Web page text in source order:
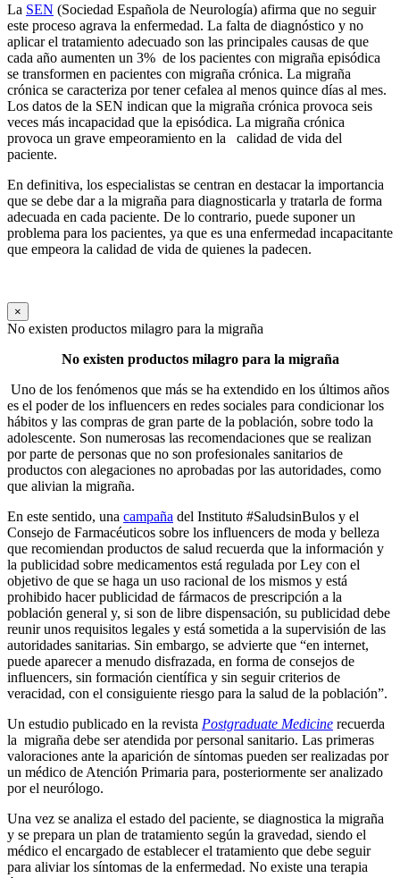
La SEN (Sociedad Española de Neurología) afirma que no seguir
este proceso agrava la enfermedad. La falta de diagnóstico y no
aplicar el tratamiento adecuado son las principales causas de que
cada año aumenten un 3% de los pacientes con migraña episódica
se transformen en pacientes con migraña crónica. La migraña
crónica se caracteriza por tener cefalea al menos quince días al mes.
Los datos de la SEN indican que la migraña crónica provoca seis
veces más incapacidad que la episódica. La migraña crónica
provoca un grave empeoramiento en la calidad de vida del
paciente.
En definitiva, los especialistas se centran en destacar la importancia
que se debe dar a la migraña para diagnosticarla y tratarla de forma
adecuada en cada paciente. De lo contrario, puede suponer un
problema para los pacientes, ya que es una enfermedad incapacitante
que empeora la calidad de vida de quienes la padecen.
×
No existen productos milagro para la migraña
No existen productos milagro para la migraña
Uno de los fenómenos que más se ha extendido en los últimos años
es el poder de los influencers en redes sociales para condicionar los
hábitos y las compras de gran parte de la población, sobre todo la
adolescente. Son numerosas las recomendaciones que se realizan
por parte de personas que no son profesionales sanitarios de
productos con alegaciones no aprobadas por las autoridades, como
que alivian la migraña.
En este sentido, una campaña del Instituto #SaludsinBulos y el
Consejo de Farmacéuticos sobre los influencers de moda y belleza
que recomiendan productos de salud recuerda que la información y
la publicidad sobre medicamentos está regulada por Ley con el
objetivo de que se haga un uso racional de los mismos y está
prohibido hacer publicidad de fármacos de prescripción a la
población general y, si son de libre dispensación, su publicidad debe
reunir unos requisitos legales y está sometida a la supervisión de las
autoridades sanitarias. Sin embargo, se advierte que “en internet,
puede aparecer a menudo disfrazada, en forma de consejos de
influencers, sin formación científica y sin seguir criterios de
veracidad, con el consiguiente riesgo para la salud de la población”.
Un estudio publicado en la revista Postgraduate Medicine recuerda
la migraña debe ser atendida por personal sanitario. Las primeras
valoraciones ante la aparición de síntomas pueden ser realizadas por
un médico de Atención Primaria para, posteriormente ser analizado
por el neurólogo.
Una vez se analiza el estado del paciente, se diagnostica la migraña
y se prepara un plan de tratamiento según la gravedad, siendo el
médico el encargado de establecer el tratamiento que debe seguir
para aliviar los síntomas de la enfermedad. No existe una terapia